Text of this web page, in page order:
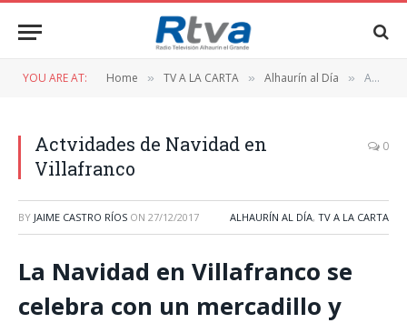
YOU ARE AT: Home » TV A LA CARTA » Alhaurín al Día » Actvidades de Navidad en Villafranco
Actvidades de Navidad en
Villafranco
0
BY JAIME CASTRO RÍOS ON 27/12/2017 ALHAURÍN AL DÍA, TV A LA CARTA
La Navidad en Villafranco se
celebra con un mercadillo y